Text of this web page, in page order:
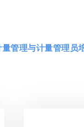
量管理与计量管理员